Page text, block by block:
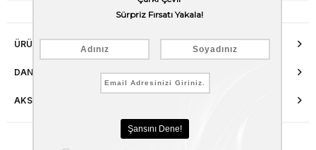
ÜRÜN ÖZELLIKLERI
DANIŞMA HATTI
AKSESUAR ONARIMI